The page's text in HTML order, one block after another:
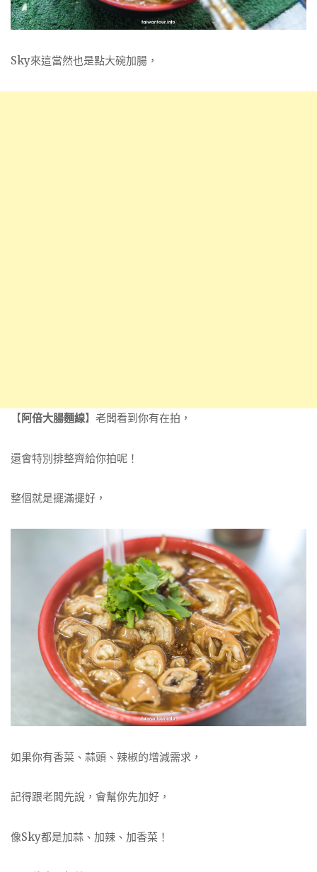
Sky來這當然也是點大碗加腸，
【阿倍大腸麵線】老闆看到你有在拍，
還會特別排整齊給你拍呢！
整個就是擺滿擺好，
如果你有香菜、蒜頭、辣椒的增減需求，
記得跟老闆先說，會幫你先加好，
像Sky都是加蒜、加辣、加香菜！